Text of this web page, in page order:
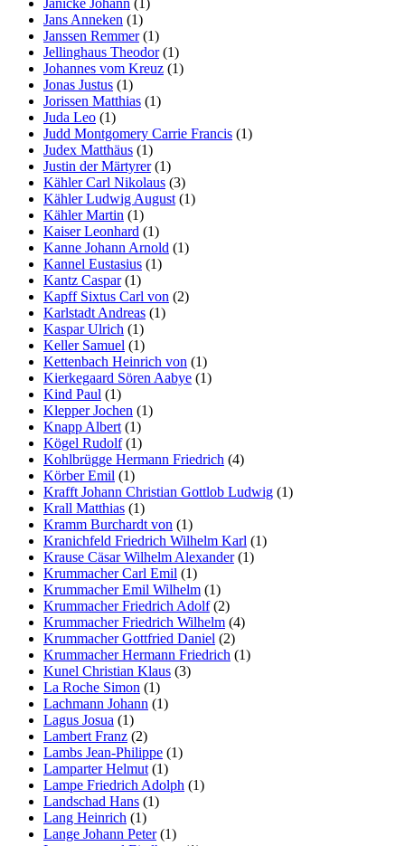
Jans Anneken (1)
Janssen Remmer(1)
Jellinghaus Theodor(1)
Johannes vom Kreuz (1)
Jonas Justus (1)
Jorissen Matthias (1)
Juda Leo (1)
Judd Montgomery Carrie Francis (1)
Judex Matthäus (1)
Justin der Märtyrer(1)
Kähler Carl Nikolaus (3)
Kähler Ludwig August (1)
Kähler Martin (1)
Kaiser Leonhard (1)
Kanne Johann Arnold (1)
Kannel Eustasius (1)
Kantz Caspar(1)
Kapff Sixtus Carl von (2)
Karlstadt Andreas (1)
Kaspar Ulrich (1)
Keller Samuel (1)
Kettenbach Heinrich von (1)
Kierkegaard Sören Aabye (1)
Kind Paul (1)
Klepper Jochen (1)
Knapp Albert (1)
Kögel Rudolf(1)
Kohlbrügge Hermann Friedrich (4)
Körber Emil (1)
Krafft Johann Christian Gottlob Ludwig (1)
Krall Matthias (1)
Kramm Burchardt von (1)
Kranichfeld Friedrich Wilhelm Karl (1)
Krause Cäsar Wilhelm Alexander(1)
Krummacher Carl Emil (1)
Krummacher Emil Wilhelm (1)
Krummacher Friedrich Adolf(2)
Krummacher Friedrich Wilhelm (4)
Krummacher Gottfried Daniel (2)
Krummacher Hermann Friedrich (1)
Kunel Christian Klaus (3)
La Roche Simon (1)
Lachmann Johann (1)
Lagus Josua (1)
Lambert Franz (2)
Lambs Jean-Philippe (1)
Lamparter Helmut (1)
Lampe Friedrich Adolph (1)
Landschad Hans (1)
Lang Heinrich (1)
Lange Johann Peter(1)